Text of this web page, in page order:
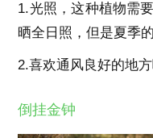
1.光照，这种植物需
晒全日照，但是夏季
2.喜欢通风良好的地
倒挂金钟